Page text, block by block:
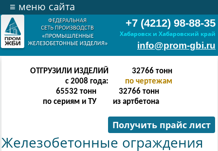
+7 (4212) 98-88-35
Хабаровск и Хабаровский край
info@prom-gbi.ru
≡ меню сайта
ОТГРУЗИЛИ ИЗДЕЛИЙ
с 2008 года:
131070тонн
по чертежам
238342 тонн
по сериям и ТУ
131070 тонн
из артбетона
Получить прайс лист
Железобетонные ограждения